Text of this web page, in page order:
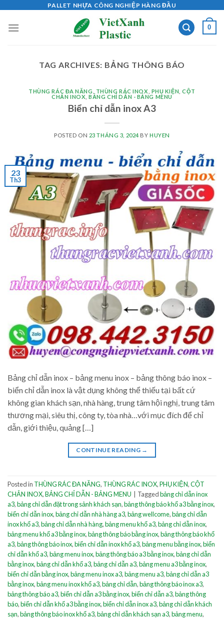
content
PALLET NHỰA CÔNG NGHIỆP HÀNG ĐẦU
0
TAG ARCHIVES: BẢNG THÔNG BÁO
THÙNG RÁC ĐA NĂNG THÙNG RÁC INOX PHỤ KIỆN ,CỘT
CHẮN INOX ,BẢNG CHỈ DẪN - BẢNG MENU
Biển chỉ dẫn inox A3
POSTED ON 23 THÁNG 3, 2024BY HUYEN
23
Th3
Bảng chỉ dẫn inox – bảng menu inox – bảng thông báo inox –
biển chỉ dẫn inox là vật dụng không thể thiếu tại bất cứ
không gian khách sạn, nhà hàng, trung tâm hội nghị, trung tâm
thương mại, siêu thị, công ty, tòa nhà…với mục đích để chỉ
dẫn, giới thiệu, quảng […]
CONTINUE READING →
Posted in THÙNG RÁC ĐA NĂNG, THÙNG RÁC INOX,PHỤ KIỆN,CỘT
CHẮN INOX,BẢNG CHỈ DẪN - BẢNG MENU Taggedbảng chỉ dẫn inox
a3,bảng chỉ dẫn đặt trong sảnh khách sạn,bảng thông báo khổ a3 bằng inox,
biển chỉ dẫn inox,bảng chỉ dẫn nhà hàng a3,bảng wellcome,bảng chỉ dẫn
inox khổ a3,bảng chỉ dẫn nhà hàng,bảng menu khổ a3,bảng chỉ dẫn inox,
bảng menu khổ a3 bằng inox,bảng thông báo bằng inox,bảng thông báo khổ
a3,bảng thông báo inox,biển chỉ dẫn inox khổ a3,bảng menu bằng inox,biển
chỉ dẫn khổ a3,bảng menu inox,bảng thông báo a3 bằng inox,bảng chỉ dẫn
bằng inox,bảng chỉ dẫn khổ a3,bảng chỉ dẫn a3,bảng menu a3 bằng inox,
biển chỉ dẫn bằng inox,bảng menu inox a3,bảng menu a3,bảng chỉ dẫn a3
bằng inox,bảng menu inox khổ a3,bảng chỉ dẫn,bảng thông báo inox a3,
bảng thông báo a3,biển chỉ dẫn a3 bằng inox,biển chỉ dẫn a3,bảng thông
báo,biển chỉ dẫn khổ a3 bằng inox,biển chỉ dẫn inox a3,bảng chỉ dẫn khách
sạn,bảng thông báo inox khổ a3,bảng chỉ dẫn khách sạn a3,bảng menu,